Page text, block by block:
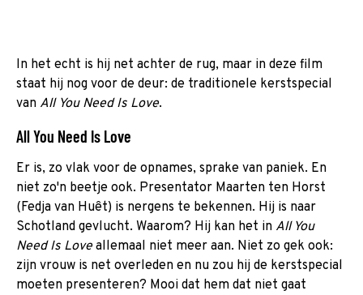
In het echt is hij net achter de rug, maar in deze film
staat hij nog voor de deur: de traditionele kerstspecial
van All You Need Is Love.
All You Need Is Love
Er is, zo vlak voor de opnames, sprake van paniek. En
niet zo'n beetje ook. Presentator Maarten ten Horst
(Fedja van Huêt) is nergens te bekennen. Hij is naar
Schotland gevlucht. Waarom? Hij kan het in All You
Need Is Loveallemaal niet meer aan. Niet zo gek ook:
zijn vrouw is net overleden en nu zou hij de kerstspecial
moeten presenteren? Mooi dat hem dat niet gaat